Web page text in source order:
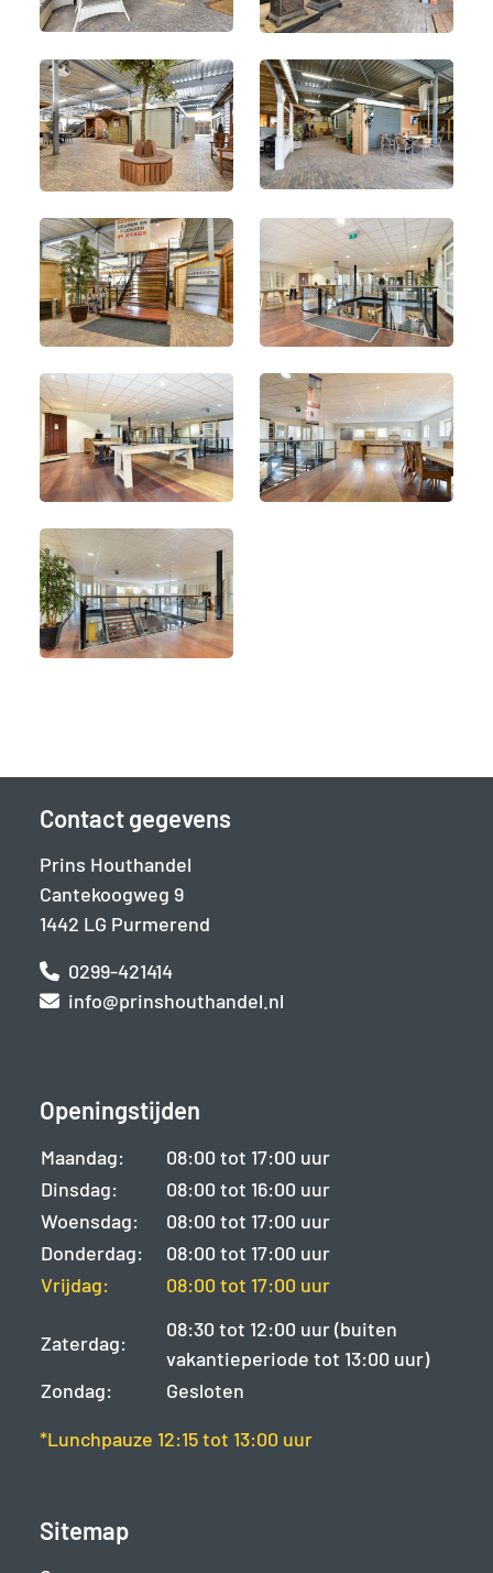
Contact gegevens
Prins Houthandel
Cantekoogweg 9
1442 LG Purmerend
0299-421414
info@prinshouthandel.nl
Openingstijden
Maandag:
08:00 tot 17:00 uur
Dinsdag:
08:00 tot 16:00 uur
Woensdag:
08:00 tot 17:00 uur
Donderdag:
08:00 tot 17:00 uur
Vrijdag:
08:00 tot 17:00 uur
Zaterdag:
08:30 tot 12:00 uur (buiten
vakantieperiode tot 13:00 uur)
Zondag:
Gesloten
*Lunchpauze 12:15 tot 13:00 uur
Sitemap